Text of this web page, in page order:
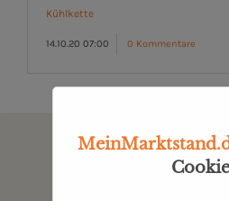
Kühlkette
14.10.20 07:00 0 Kommentare
Newsletter
Angebot